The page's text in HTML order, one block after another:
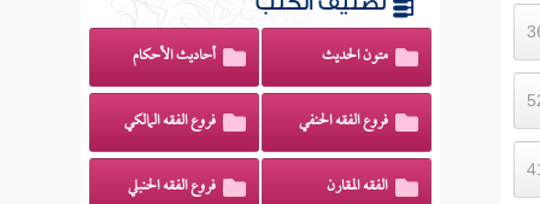
متون الحديث أحاديث الأحكام
فروع الفقه الحنفي فروع الفقه المالكي
الفقه المقارن فروع الفقه الحنبلي